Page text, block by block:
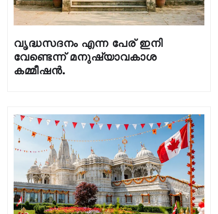
വൃദ്ധസദനം എന്ന പേര് ഇനി
വേണ്ടെന്ന് മനുഷ്യാവകാശ
കമ്മീഷൻ.